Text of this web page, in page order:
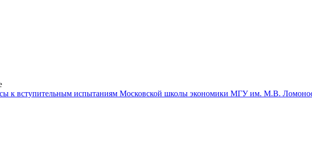
к вступительным испытаниям Московской школы экономики МГУ им. М.В.